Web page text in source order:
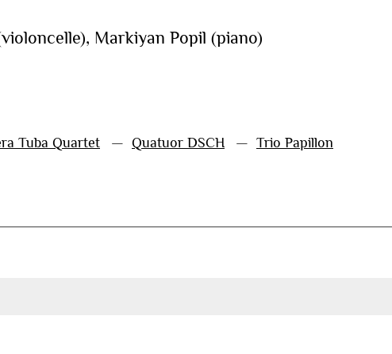
Markiyan Popil (piano)
Tuba Quartet — Quatuor DSCH — Trio Papillon